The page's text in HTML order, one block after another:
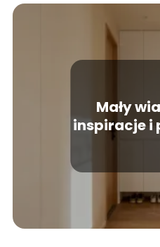
Mały
inspiracje i